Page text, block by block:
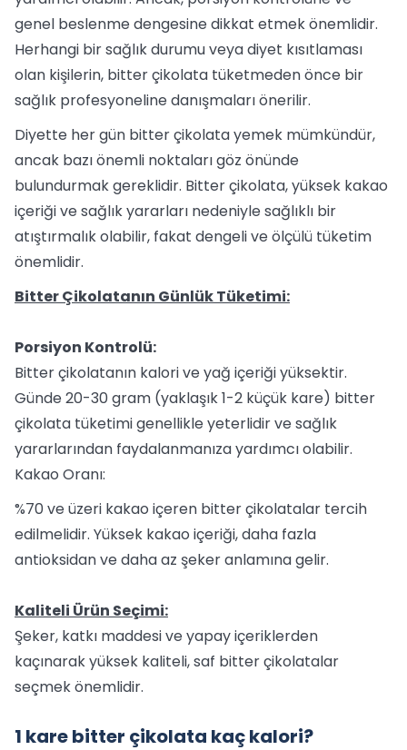
genel beslenme dengesine dikkat etmek önemlidir.
Herhangi bir sağlık durumu veya diyet kısıtlaması
olan kişilerin, bitter çikolata tüketmeden önce bir
sağlık profesyoneline danışmaları önerilir.
Diyette her gün bitter çikolata yemek mümkündür,
ancak bazı önemli noktaları göz önünde
bulundurmak gereklidir. Bitter çikolata, yüksek kakao
içeriği ve sağlık yararları nedeniyle sağlıklı bir
atıştırmalık olabilir, fakat dengeli ve ölçülü tüketim
önemlidir.
Bitter Çikolatanın Günlük Tüketimi:
Porsiyon Kontrolü:
Bitter çikolatanın kalori ve yağ içeriği yüksektir.
Günde 20-30 gram (yaklaşık 1-2 küçük kare) bitter
çikolata tüketimi genellikle yeterlidir ve sağlık
yararlarından faydalanmanıza yardımcı olabilir.
Kakao Oranı:
%70 ve üzeri kakao içeren bitter çikolatalar tercih
edilmelidir. Yüksek kakao içeriği, daha fazla
antioksidan ve daha az şeker anlamına gelir.
Kaliteli Ürün Seçimi:
Şeker, katkı maddesi ve yapay içeriklerden
kaçınarak yüksek kaliteli, saf bitter çikolatalar
seçmek önemlidir.
1 kare bitter çikolata kaç kalori?